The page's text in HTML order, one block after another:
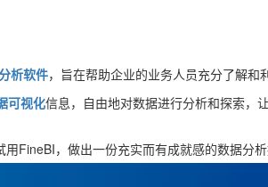
析软件，旨在帮助企业的业务人员充分了解
可视化信息，自由地对数据进行分析和探索，
FineBI，做出一份充实而有成就感的数据分析